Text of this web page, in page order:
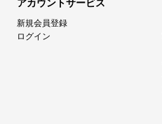
アカウントサービス
新規会員登録
ログイン